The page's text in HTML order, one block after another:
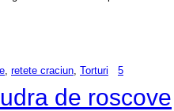
, retete craciun, Torturi
5
de roscove